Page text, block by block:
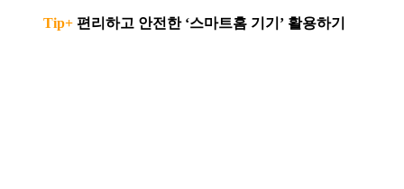
Tip+ 편리하고 안전한 ‘스마트홈 기기’ 활용하기